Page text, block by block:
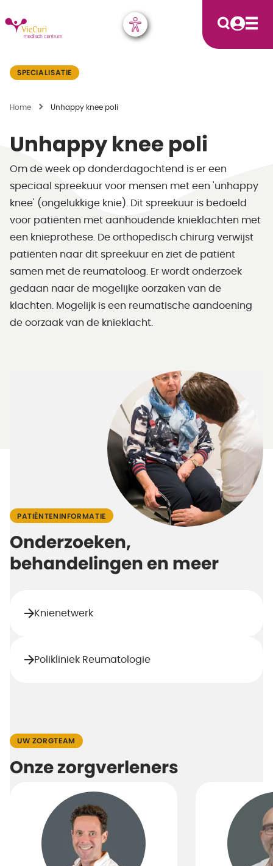
SPECIALISATIE
Home Unhappy knee poli
Unhappy knee poli
Om de week op donderdagochtend is er een
speciaal spreekuur voor mensen met een 'unhappy
knee' (ongelukkige knie). Dit spreekuur is bedoeld
voor patiënten met aanhoudende knieklachten met
een knieprothese. De orthopedisch chirurg verwijst
patiënten naar dit spreekuur en ziet de patiënt
samen met de reumatoloog. Er wordt onderzoek
gedaan naar de mogelijke oorzaken van de
klachten. Mogelijk is een reumatische aandoening
de oorzaak van de knieklacht.
PATIËNTENINFORMATIE
Onderzoeken,
behandelingen en meer
Knienetwerk
Polikliniek Reumatologie
UW ZORGTEAM
Onze zorgverleners